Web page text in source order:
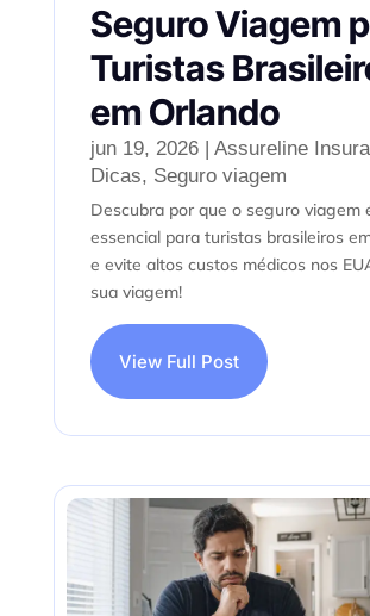
Seguro Viagem
Turistas
em Orlando
jun 19, 2026| Assureline
Dicas, Seguro viagem
Descubra por que o seguro viagem
essencial para turistas brasileiros
e evite altos custos médicos nos
sua viagem!
View Full Post